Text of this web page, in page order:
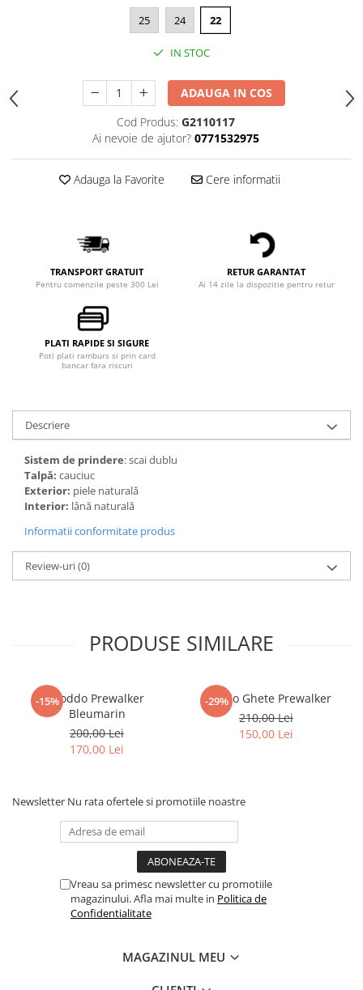
25 24 22
IN STOC
ADAUGA IN COS
Cod Produs: G2110117
Ai nevoie de ajutor? 0771532975
Adauga la Favorite Cere informatii
TRANSPORT GRATUIT
Pentru comenzile peste 300 Lei
RETUR GARANTAT
Ai 14 zile la dispozitie pentru retur
PLATI RAPIDE SI SIGURE
Poti plati ramburs si prin card
bancar fara riscuri
Descriere
Sistem de prindere: scai dublu
Talpă: cauciuc
Exterior: piele naturală
Interior: lână naturală
Informatii conformitate produs
Review-uri(0)
PRODUSE SIMILARE
-15%Froddo Prewalker
Bleumarin
200,00 Lei
170,00 Lei
-29%
Froddo Ghete Prewalker
210,00 Lei
150,00 Lei
Newsletter Nu rata ofertele si promotiile noastre
Vreau sa primesc newsletter cu promotiile
magazinului. Afla mai multe in Politica de
Confidentialitate
MAGAZINUL MEU